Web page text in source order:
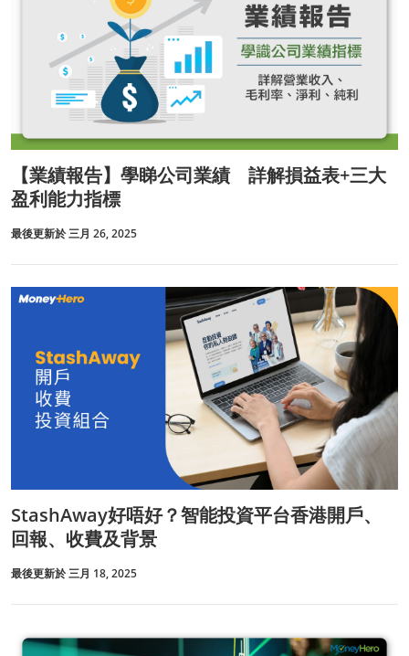
【業績報告】學睇公司業績 詳解損益表+三大
盈利能力指標
最後更新於 三月 26, 2025
StashAway好唔好？智能投資平台香港開戶、
回報、收費及背景
最後更新於 三月 18, 2025